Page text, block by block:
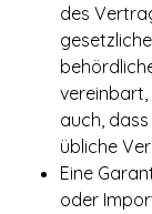
des
auch,
übliche
Eine
oder